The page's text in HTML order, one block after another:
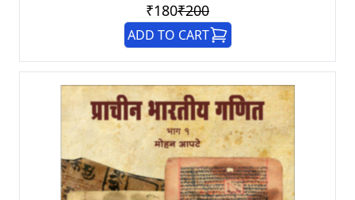
₹180₹200
ADD TO CART